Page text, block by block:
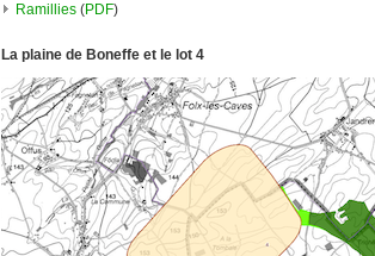
Ramillies (PDF)
La plaine de Boneffe et le lot 4